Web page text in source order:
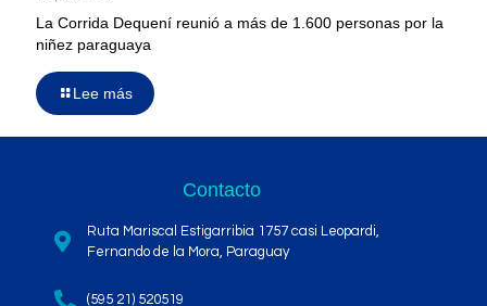
La Corrida Dequení reunió a más de 1.600 personas por la
niñez paraguaya
Lee más
Contacto
Ruta Mariscal Estigarribia 1757 casi Leopardi,
Fernando de la Mora, Paraguay
(595 21) 520519